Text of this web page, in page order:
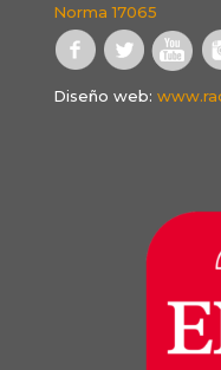
Norma 17065
Diseño web: